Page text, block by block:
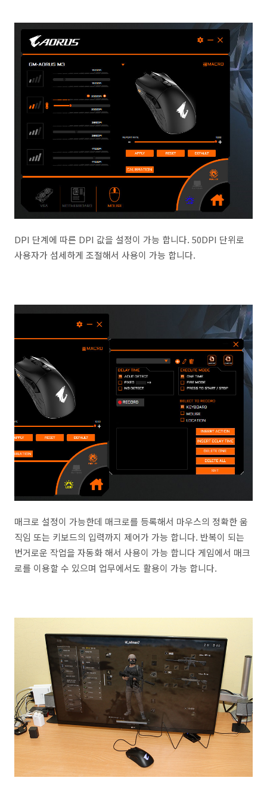
DPI 단계에 따른 DPI 값을 설정이 가능 합니다. 50DPI 단위로
사용자가 섬세하게 조절해서 사용이 가능 합니다.
매크로 설정이 가능한데 매크로를 등록해서 마우스의 정확한 움
직임 또는 키보드의 입력까지 제어가 가능 합니다. 반복이 되는
번거로운 작업을 자동화 해서 사용이 가능 합니다 게임에서 매크
로를 이용할 수 있으며 업무에서도 활용이 가능 합니다.